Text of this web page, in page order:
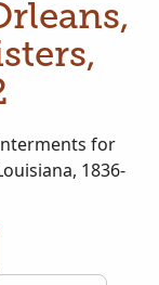
for
1836-